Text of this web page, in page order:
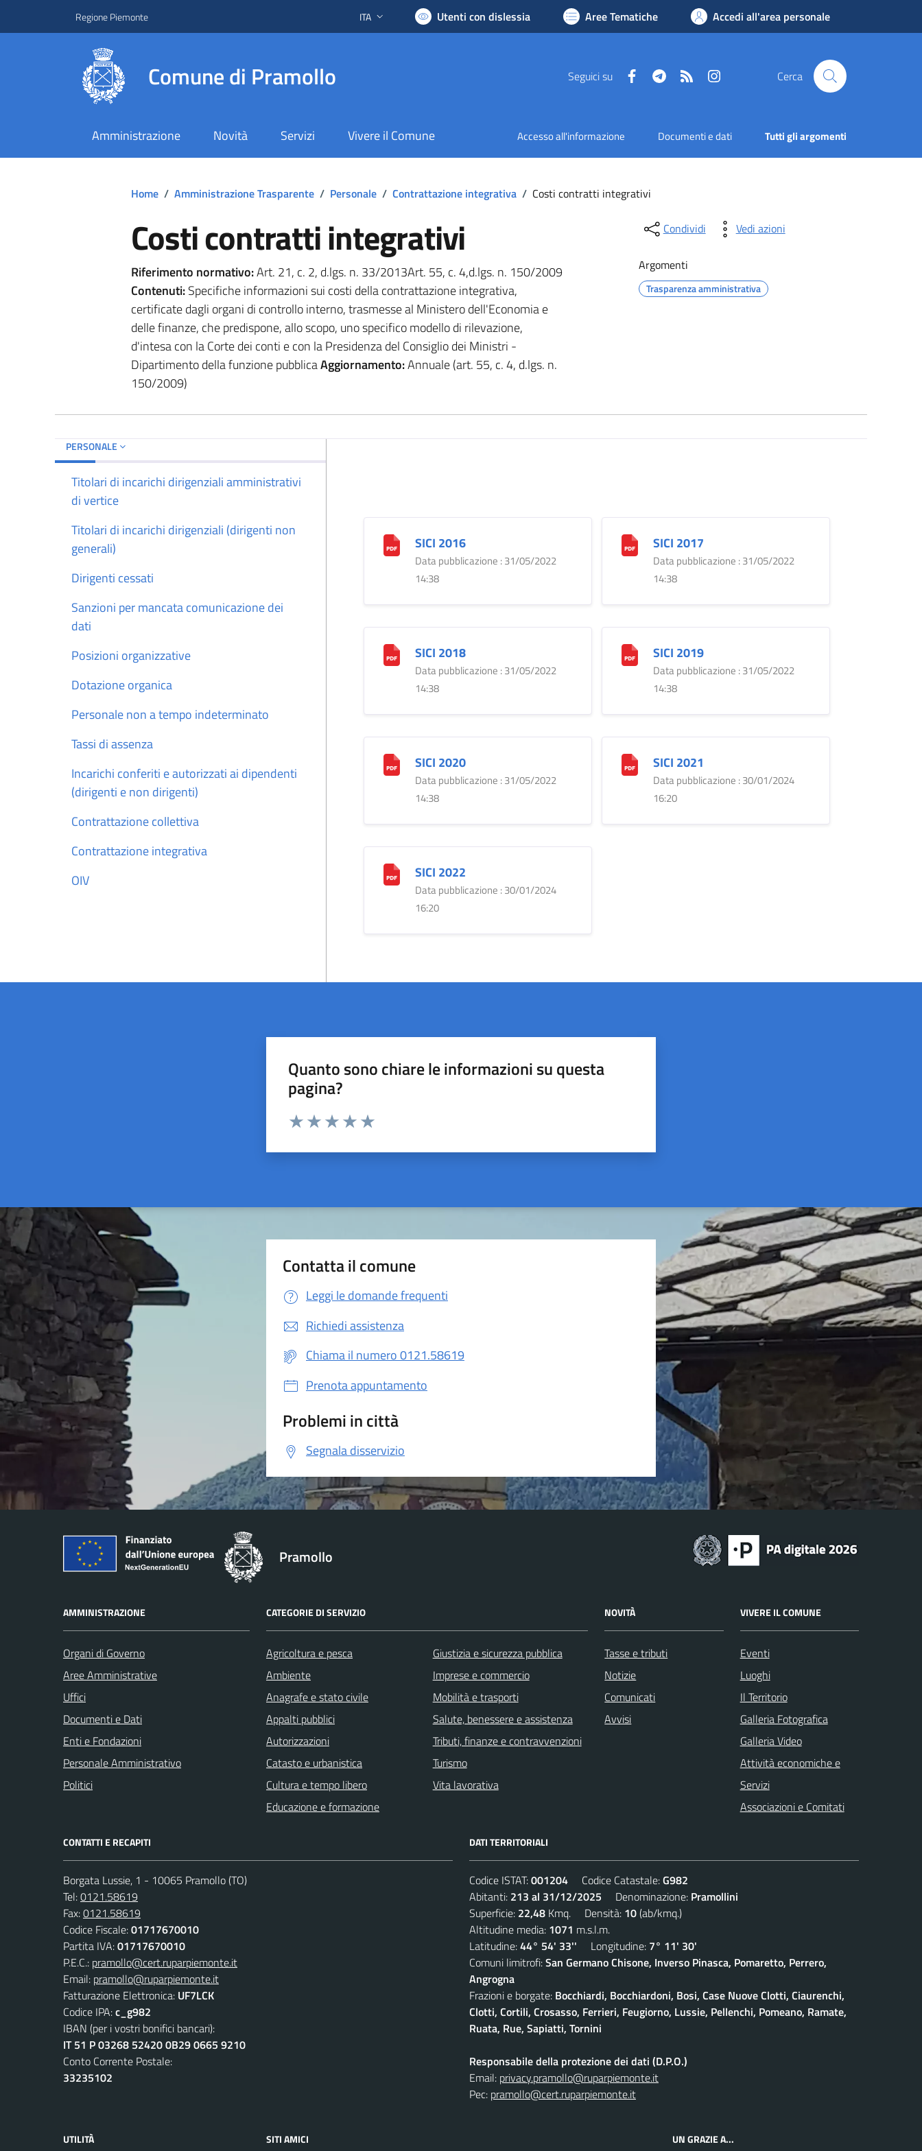
Regione Piemonte Lingua attiva:
ITA Utenti con dislessia Aree Tematiche Accedi all'area personale
Comune di Pramollo Seguici su FacebookTelegramRSS Cerca
Amministrazione Novità Servizi Vivere il Comune Accesso all'informazione Documenti e dati Tutti gli argomenti
Home / Amministrazione Trasparente / Personale / Contrattazione integrativa / Costi contratti integrativi
Costi contratti integrativi
Riferimento normativo:Art. 21, c. 2, d.lgs. n. 33/2013Art. 55, c. 4,d.lgs. n. 150/2009
Contenuti:Specifiche informazioni sui costi della contrattazione integrativa,
certificate dagli organi di controllo interno, trasmesse al Ministero dell'Economia e
delle finanze, che predispone, allo scopo, uno specifico modello di rilevazione,
d'intesa con la Corte dei conti e con la Presidenza del Consiglio dei Ministri -
Dipartimento della funzione pubblicaAggiornamento:Annuale (art. 55, c. 4, d.lgs. n.
150/2009)
Condividi Vedi azioni
Argomenti
Trasparenza amministrativa
PERSONALE
Titolari di incarichi dirigenziali amministrativi
di vertice
Titolari di incarichi dirigenziali (dirigenti non
generali)
Dirigenti cessati
Sanzioni per mancata comunicazione dei
dati
Posizioni organizzative
Dotazione organica
Personale non a tempo indeterminato
Tassi di assenza
Incarichi conferiti e autorizzati ai dipendenti
(dirigenti e non dirigenti)
Contrattazione collettiva
Contrattazione integrativa
OIV
SICI 2016
Data pubblicazione : 31/05/2022
14:38
SICI 2017
Data pubblicazione : 31/05/2022
14:38
SICI 2018
Data pubblicazione : 31/05/2022
14:38
SICI 2019
Data pubblicazione : 31/05/2022
14:38
SICI 2020
Data pubblicazione : 31/05/2022
14:38
SICI 2021
Data pubblicazione : 30/01/2024
16:20
SICI 2022
Data pubblicazione : 30/01/2024
16:20
Quanto sono chiare le informazioni su questa
pagina?
Valuta da 1 a 5 stelle la pagina
Contatta il comune
Leggi le domande frequenti
Richiedi assistenza
Chiama il numero 0121.58619
Prenota appuntamento
Problemi in città
Segnala disservizio
Pramollo
AMMINISTRAZIONE
Organi di Governo
Aree Amministrative
Uffici
Documenti e Dati
Enti e Fondazioni
Personale Amministrativo
Politici
CATEGORIE DI SERVIZIO
Agricoltura e pesca
Ambiente
Anagrafe e stato civile
Appalti pubblici
Autorizzazioni
Catasto e urbanistica
Cultura e tempo libero
Educazione e formazione
Giustizia e sicurezza pubblica
Imprese e commercio
Mobilità e trasporti
Salute, benessere e assistenza
Tributi, finanze e contravvenzioni
Turismo
Vita lavorativa
NOVITÀ
Tasse e tributi
Notizie
Comunicati
Avvisi
VIVERE IL COMUNE
Eventi
Luoghi
Il Territorio
Galleria Fotografica
Galleria Video
Attività economiche e
Servizi
Associazioni e Comitati
CONTATTI E RECAPITI
Borgata Lussie, 1 - 10065 Pramollo (TO)
Tel:0121.58619
Fax:0121.58619
Codice Fiscale:01717670010
Partita IVA:01717670010
P.E.C.: pramollo@cert.ruparpiemonte.it
Email: pramollo@ruparpiemonte.it
Fatturazione Elettronica: UF7LCK
Codice IPA:c_g982
IBAN (per i vostri bonifici bancari):
IT 51 P 03268 52420 0B29 0665 9210
Conto Corrente Postale:
33235102
DATI TERRITORIALI
Codice ISTAT:001204 Codice Catastale:G982
Abitanti: 213 al 31/12/2025 Denominazione: Pramollini
Superficie: 22,48 Kmq. Densità: 10(ab/kmq.)
Altitudine media: 1071 m.s.l.m.
Latitudine:44° 54' 33'' Longitudine: 7° 11' 30'
Comuni limitrofi:San Germano Chisone, Inverso Pinasca, Pomaretto, Perrero,
Angrogna
Frazioni e borgate: Bocchiardi, Bocchiardoni, Bosi, Case Nuove Clotti, Ciaurenchi,
Clotti, Cortili, Crosasso, Ferrieri, Feugiorno, Lussie, Pellenchi, Pomeano, Ramate,
Ruata, Rue, Sapiatti, Tornini
Responsabile della protezione dei dati (D.P.O.)
Email: privacy.pramollo@ruparpiemonte.it
Pec: pramollo@cert.ruparpiemonte.it
UTILITÀ SITI AMICI UN GRAZIE A...